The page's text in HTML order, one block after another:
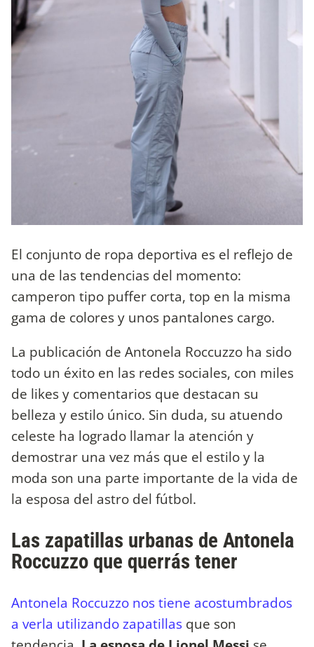
El conjunto de ropa deportiva es el reflejo de
una de las tendencias del momento:
camperon tipo puffer corta, top en la misma
gama de colores y unos pantalones cargo.
La publicación de Antonela Roccuzzo ha sido
todo un éxito en las redes sociales, con miles
de likes y comentarios que destacan su
belleza y estilo único. Sin duda, su atuendo
celeste ha logrado llamar la atención y
demostrar una vez más que el estilo y la
moda son una parte importante de la vida de
la esposa del astro del fútbol.
Las zapatillas urbanas de Antonela
Roccuzzo que querrás tener
Antonela Roccuzzo nos tiene acostumbrados
a verla utilizando zapatillas que son